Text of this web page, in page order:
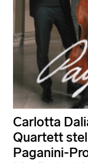
Carlotta
Quartett
Paganini-